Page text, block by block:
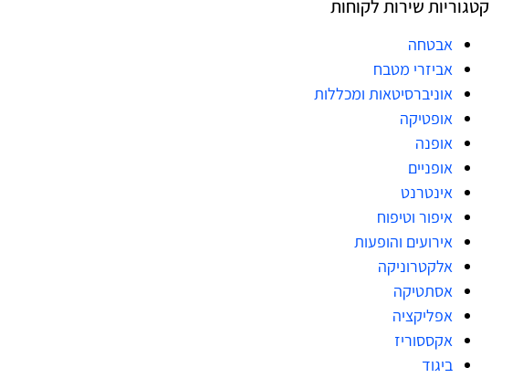
קטגוריות שירות לקוחות
אבטחה
אביזרי מטבח
אוניברסיטאות ומכללות
אופטיקה
אופנה
אופניים
אינטרנט
איפור וטיפוח
אירועים והופעות
אלקטרוניקה
אסתטיקה
אפליקציה
אקססוריז
ביגוד